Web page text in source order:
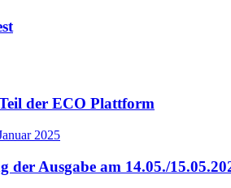
der ECO Plattform
2025
der Ausgabe am 14.05./